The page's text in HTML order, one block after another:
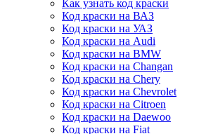
Как узнать код краски
Код краски на ВАЗ
Код краски на УАЗ
Код краски на Audi
Код краски на BMW
Код краски на Changan
Код краски на Chery
Код краски на Chevrolet
Код краски на Citroen
Код краски на Daewoo
Код краски на Fiat